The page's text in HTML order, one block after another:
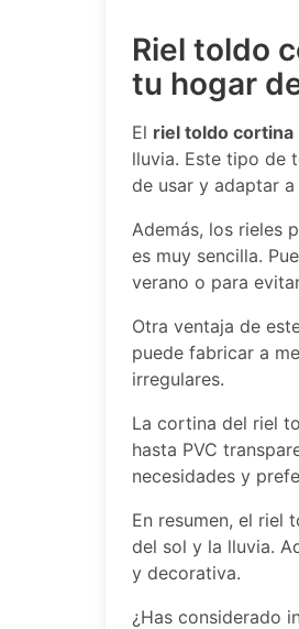
Riel toldo
tu hogar
El riel toldo cortina
lluvia. Este tipo de
de usar y adaptar
Además, los rieles
es muy sencilla.
verano o para
Otra ventaja de
puede fabricar a
irregulares.
La cortina del riel
hasta PVC
necesidades y
En resumen, el riel
del sol y la lluvia.
y decorativa.
¿Has considerado